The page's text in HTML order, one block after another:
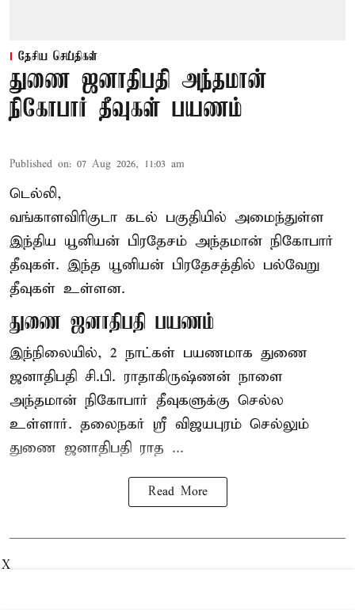
தேசிய செய்திகள்
துணை ஜனாதிபதி அந்தமான்
நிகோபார் தீவுகள் பயணம்
Published on: 07 Aug 2026, 11:03 am
டெல்லி,
வங்காளவிரிகுடா கடல் பகுதியில் அமைந்துள்ள
இந்திய யூனியன் பிரதேசம் அந்தமான் நிகோபார்
தீவுகள். இந்த யூனியன் பிரதேசத்தில் பல்வேறு
தீவுகள் உள்ளன.
துணை ஜனாதிபதி பயணம்
இந்நிலையில், 2 நாட்கள் பயணமாக துணை
ஜனாதிபதி சி.பி. ராதாகிருஷ்ணன் நாளை
அந்தமான் நிகோபார் தீவுகளுக்கு செல்ல
உள்ளார். தலைநகர் ஸ்ரீ விஜயபுரம் செல்லும்
துணை ஜனாதிபதி ராத ...
Read More
X